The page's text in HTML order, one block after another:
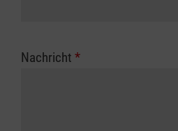
Nachricht *